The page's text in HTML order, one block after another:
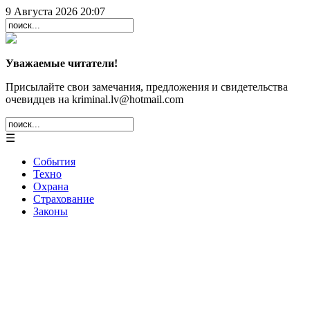
9 Августа 2026 20:07
Уважаемые читатели!
Присылайте свои замечания, предложения и свидетельства
очевидцев на kriminal.lv@hotmail.com
☰
События
Техно
Охрана
Страхование
Законы